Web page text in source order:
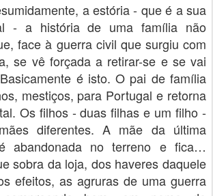
a estória - que é a sua
- a história de uma família não
face à guerra civil que surgiu com
se vê forçada a retirar-se e se vai
é isto. O pai de família
mestiços, para Portugal e retorna
Os filhos - duas filhas e um filho -
diferentes. A mãe da última
abandonada no terreno e fica…
sobra da loja, dos haveres daquele
efeitos, as agruras de uma guerra